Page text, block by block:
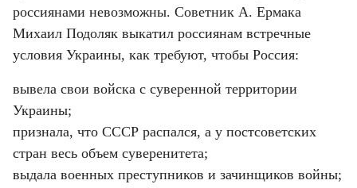
россиянами невозможны. Советник А. Ермака
Михаил Подоляк выкатил россиянам встречные
условия Украины, как требуют, чтобы Россия:
вывела свои войска с суверенной территории
Украины;
признала, что СССР распался, а у постсоветских
стран весь объем суверенитета;
выдала военных преступников и зачинщиков войны;